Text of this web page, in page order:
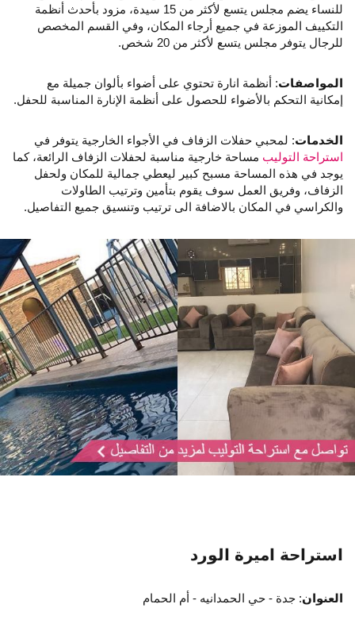
للنساء يضم مجلس يتسع لأكثر من 15 سيدة، مزود بأحدث أنظمة
التكييف الموزعة في جميع أرجاء المكان، وفي القسم المخصص
للرجال يتوفر مجلس يتسع لأكثر من 20 شخص.
المواصفات: أنظمة انارة تحتوي على أضواء بألوان جميلة مع
إمكانية التحكم بالأضواء للحصول على أنظمة الإنارة المناسبة للحفل.
الخدمات: لمحبي حفلات الزفاف في الأجواء الخارجية يتوفر في
استراحة التوليب مساحة خارجية مناسبة لحفلات الزفاف الرائعة، كما
يوجد في هذه المساحة مسبح كبير ليعطي جمالية للمكان ولحفل
الزفاف، وفريق العمل سوف يقوم بتأمين وترتيب الطاولات
والكراسي في المكان بالاضافة الى ترتيب وتنسيق جميع التفاصيل.
استراحة اميرة الورد
العنوان: جدة - حي الحمدانيه - أم الحمام